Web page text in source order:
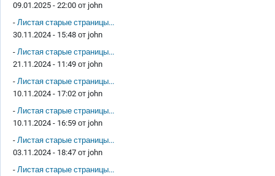
09.01.2025 - 22:00 от john
- Листая старые страницы...
30.11.2024 - 15:48 от john
- Листая старые страницы...
21.11.2024 - 11:49 от john
- Листая старые страницы...
10.11.2024 - 17:02 от john
- Листая старые страницы...
10.11.2024 - 16:59 от john
- Листая старые страницы...
03.11.2024 - 18:47 от john
- Листая старые страницы...